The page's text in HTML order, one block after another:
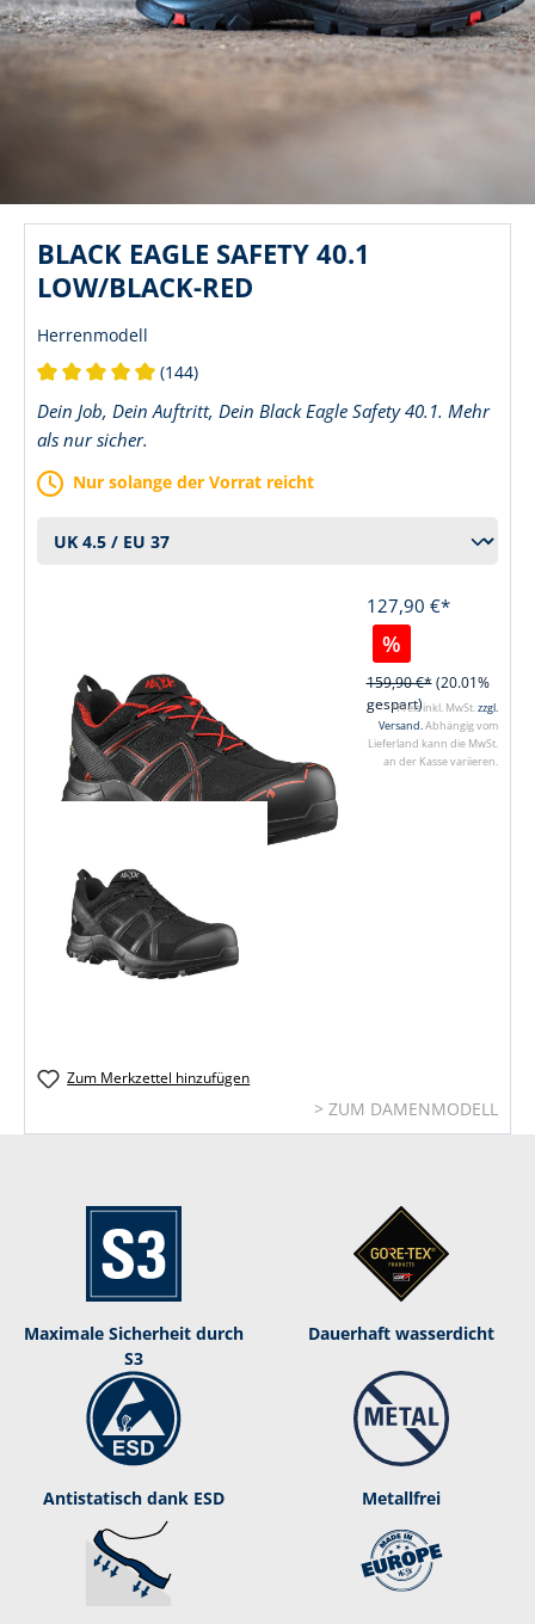
BLACK EAGLE SAFETY 40.1
LOW/BLACK-RED
Herrenmodell
(144)
Dein Job, Dein Auftritt, Dein Black Eagle Safety 40.1. Mehr
als nur sicher.
Nur solange der Vorrat reicht
127,90 €*
%
159,90 €* (20.01%
gespart)
*Preis inkl. MwSt.zzgl.
Versand.Abhängig vom
Lieferland kann die MwSt.
an der Kasse variieren.
Zum Merkzettel hinzufügen
> ZUM DAMENMODELL
Maximale Sicherheit durch
S3
Dauerhaft was­ser­dicht
Antistatisch dank ESD Metallfrei